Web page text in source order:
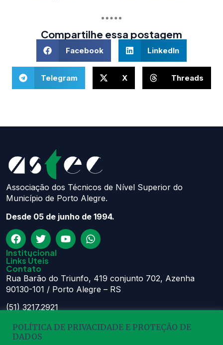
Compartilhe essa postagem
Facebook LinkedIn
Telegram X Threads
Associação dos Técnicos de Nível Superior do
Município de Porto Alegre.
Desde 05 de junho de 1994.
Institucional
Links Úteis
Contato
Rua Barão do Triunfo, 419 conjunto 702, Azenha
90130-101 / Porto Alegre – RS
(51) 3217.2921
Atendimento:
POLÍTICA DE PRIVACIDADE E PROTEÇÃO DE
DADOS